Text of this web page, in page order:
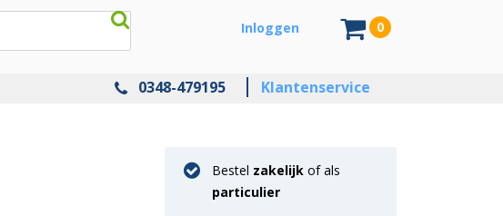
Inloggen 0
0348-479195 Klantenservice
Bestel zakelijk of als
particulier